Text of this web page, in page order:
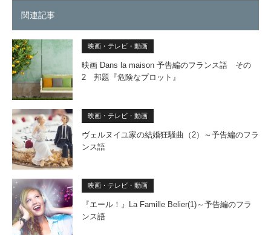
関連記事
映画・テレビ・動画
映画 Dans la maison 予告編のフランス語 その
2 邦題『危険なプロット』
映画・テレビ・動画
ヴェルヌイユ家の結婚狂騒曲（2）～予告編のフラ
ンス語
映画・テレビ・動画
『エール！』La Famille Belier(1)～予告編のフラ
ンス語